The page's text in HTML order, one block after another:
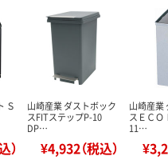
Ｓ
）
山崎産業 ダストボック
スFITステップP-10
DP…
¥4,932（税込）
山崎産業
スＥＣＯ
11…